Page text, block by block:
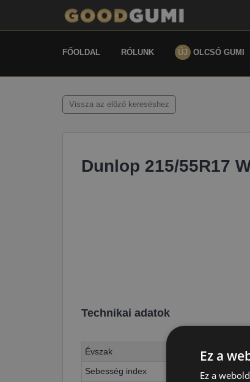
FŐOLDAL RÓLUNK ÚJ OLCSÓ GUMI
Vissza az előző kereséshez
Dunlop 215/55R17
Technikai adatok
Évszak
Sebesség index
Ez a
Ez a